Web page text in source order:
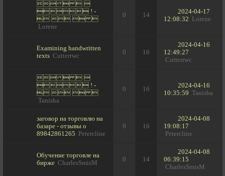
   
 ! -
   
Lorene
0 14
2024-04-17
12:08:32
Lorene
Examining handwritten
texts Cutterrwc 0 16
2024-04-16
12:49:27
Cutterrwc
   
 ! -
   
Tanisha
0 16
2024-04-16
10:35:59 Tanisha
заговор на торговлю на
базаре - отзывы о
89842861265
Petercline
0 16
2024-04-08
19:08:17
Petercline
Обучение торговле на
бирже CharlesSmisM 0 14
2024-04-08
06:39:15
CharlesSmisM